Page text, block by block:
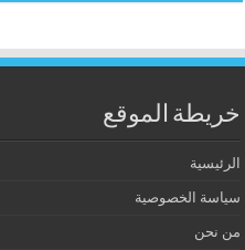
خريطة الموقع
الرئيسية
سياسة الخصوصية
من نحن